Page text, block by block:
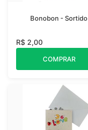
Bonobon - Sortido
R$ 2,00
COMPRAR